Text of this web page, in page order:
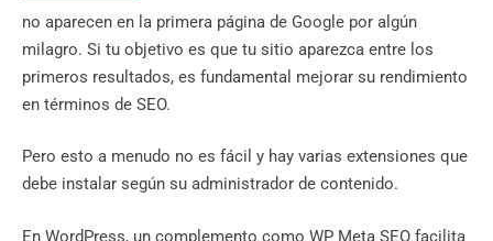
no aparecen en la primera página de Google por algún
milagro. Si tu objetivo es que tu sitio aparezca entre los
primeros resultados, es fundamental mejorar su rendimiento
en términos de SEO.
Pero esto a menudo no es fácil y hay varias extensiones que
debe instalar según su administrador de contenido.
En WordPress, un complemento como WP Meta SEO facilita